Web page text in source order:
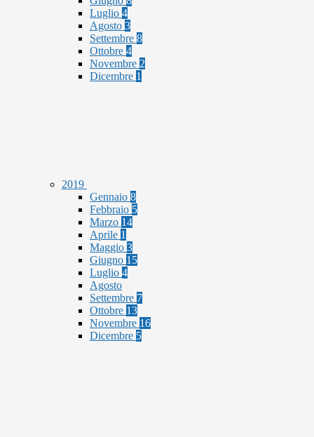
Luglio 4
Agosto 3
Settembre 8
Ottobre 4
Novembre 2
Dicembre 1
2019
Gennaio 8
Febbraio 5
Marzo 14
Aprile 1
Maggio 3
Giugno 15
Luglio 4
Agosto
Settembre 7
Ottobre 13
Novembre 16
Dicembre 5